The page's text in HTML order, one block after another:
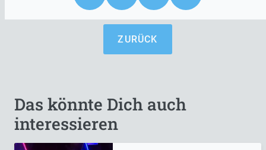
ZURÜCK
Das könnte Dich auch
interessieren